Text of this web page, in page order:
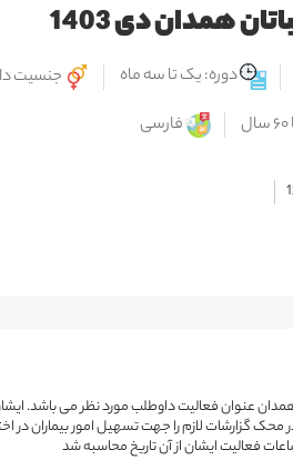
همدان دی 1403
دوره: یک تا سه ماه
جنسیت
فارسی
عنوان فعالیت داوطلب مورد نظر می باشد.
محک گزارشات لازم را جهت تسهیل امور بیماران